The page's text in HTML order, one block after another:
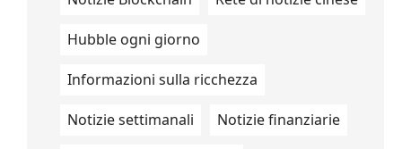
Hubble ogni giorno
Informazioni sulla ricchezza
Notizie settimanali Notizie finanziarie